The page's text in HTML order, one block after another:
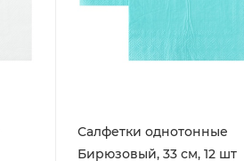
Салфетки однотонные
Бирюзовый, 33 см, 12 шт